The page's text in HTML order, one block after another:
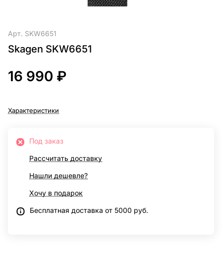
Арт. SKW6651
Skagen SKW6651
16 990 ₽
Характеристики
Под заказ
Рассчитать доставку
Нашли дешевле?
Хочу в подарок
Бесплатная доставка от 5000 руб.